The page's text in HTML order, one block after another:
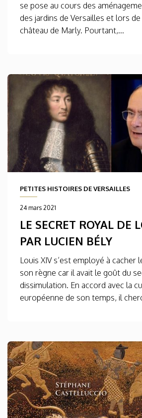
se pose au cours des
des jardins de Versailles et lors
château de Marly. Pourtant,...
PETITES HISTOIRES DE VERSAILLES
24 mars 2021
LE SECRET ROYAL DE
PAR LUCIEN BÉLY
Louis XIV s’est employé à cacher
son règne car il avait le goût du
dissimulation. En accord avec la
européenne de son temps, il